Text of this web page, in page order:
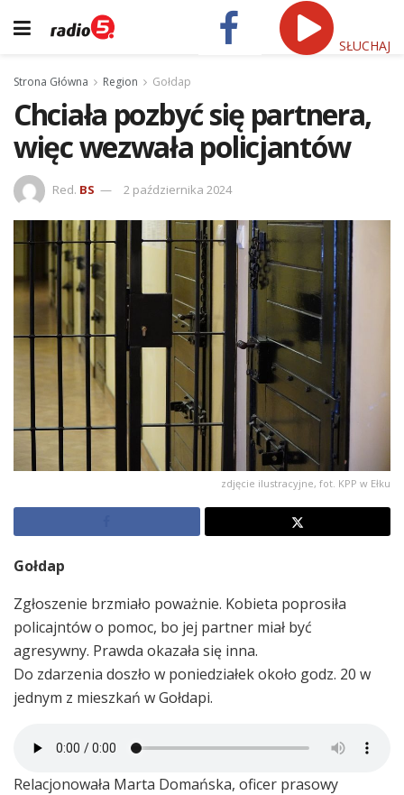
SŁUCHAJ
Strona Główna Region Gołdap
Chciała pozbyć się partnera,
więc wezwała policjantów
Red. BS 2 października 2024
zdjęcie ilustracyjne, fot. KPP w Ełku
Gołdap
Zgłoszenie brzmiało poważnie. Kobieta poprosiła
policajntów o pomoc, bo jej partner miał być
agresywny. Prawda okazała się inna.
Do zdarzenia doszło w poniedziałek około godz. 20 w
jednym z mieszkań w Gołdapi.
Relacjonowała Marta Domańska, oficer prasowy